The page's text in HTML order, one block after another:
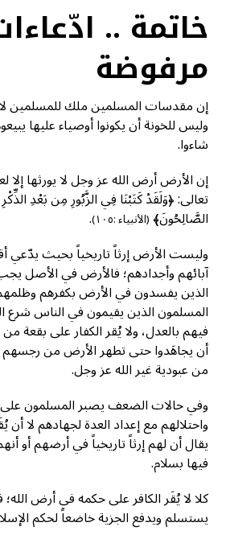
خاتمة ..
مرفوضة
إن مقدسات المسلمين ملك للمسلمين
وليس للخونة أن يكونوا أوصياء عليها
شاءوا.
إن الأرض أرض الله عز وجل لا يورثها إلا
تعالى: ﴿وَلَقَدْ كَتَبْنَا فِي الزَّبُورِ مِن بَعْدِ
الصَّالِحُونَ﴾(الأنبياء :١٠٥)
.
وليست الأرض إرثاً تاريخياً بحيث يدّعي
آبائهم وأجدادهم؛ فالأرض في الأصل
الذين يفسدون في الأرض بكفرهم
المسلمون الذين يقيمون في الناس شرع
فيهم بالعدل، ولا يُقر الكفار على
أن يجاهَدوا حتى تطهر الأرض من رجسهم
من عبودية غير الله عز وجل.
وفي حالات الضعف يصبر المسلمون على
واحتلالهم مع إعداد العدة لجهادهم لا أن
يقال أن لهم إرثاً تاريخياً في أرضهم أو
فيها بسلام.
كلا لا يُقَر الكافر على حكمه في أرض
يستسلم ويدفع الجزية خاضعاً لحكم